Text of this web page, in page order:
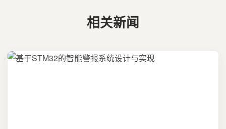
相关新闻